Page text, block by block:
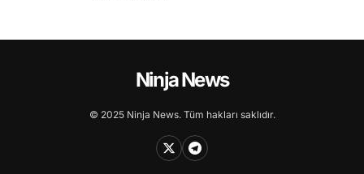
Ninja News
© 2025 Ninja News. Tüm hakları saklıdır.